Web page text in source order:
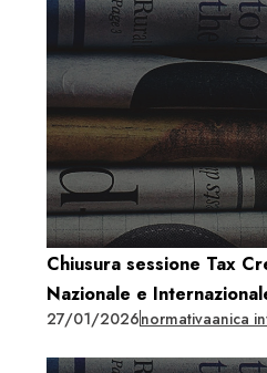
Chiusura sessione Tax
Nazionale e
27/01/2026normativaanica